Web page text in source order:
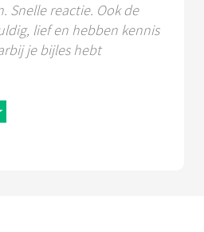
Snelle reactie. Ook de
lief en hebben kennis
je bijles hebt